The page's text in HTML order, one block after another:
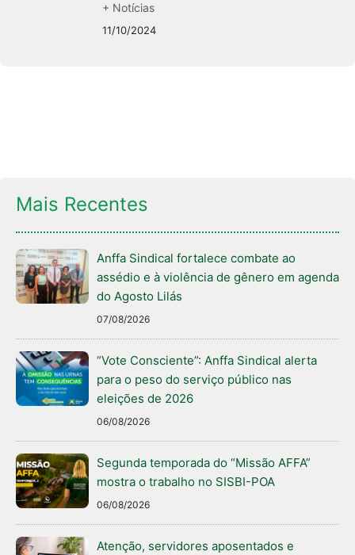
+ Notícias
11/10/2024
Mais Recentes
Anffa Sindical fortalece combate ao
assédio e à violência de gênero em agenda
do Agosto Lilás
07/08/2026
“Vote Consciente”: Anffa Sindical alerta
para o peso do serviço público nas
eleições de 2026
06/08/2026
Segunda temporada do “Missão AFFA”
mostra o trabalho no SISBI-POA
06/08/2026
Atenção, servidores aposentados e